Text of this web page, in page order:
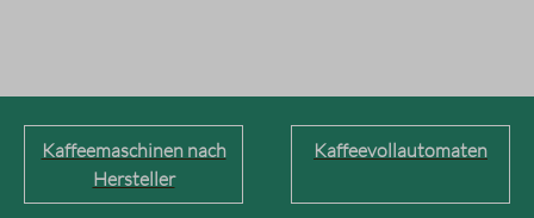
Kaffeemaschinen nach
Hersteller
Kaffeevollautomaten